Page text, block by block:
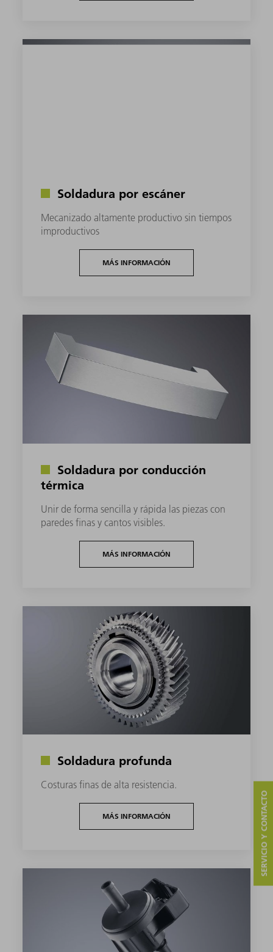
Soldadura por escáner
Mecanizado altamente productivo sin tiempos
improductivos
MÁS INFORMACIÓN
Soldadura por conducción
térmica
Unir de forma sencilla y rápida las piezas con
paredes finas y cantos visibles.
MÁS INFORMACIÓN
Soldadura profunda
Costuras finas de alta resistencia.
MÁS INFORMACIÓN SERVICIO Y CONTACTO